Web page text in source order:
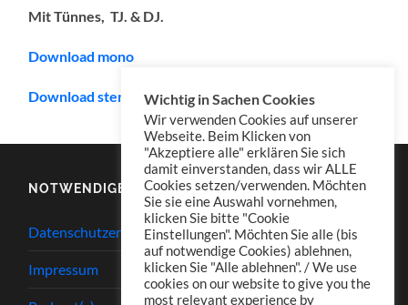
Mit Tünnes, TJ. & DJ.
Download mono
Download stereo (empfohlen/recommended)
NOTWENDIGES
Datenschutzerklärung
Impressum
Wichtig in Sachen Cookies
Wir verwenden Cookies auf unserer
Webseite. Beim Klicken von
"Akzeptiere alle" erklären Sie sich
damit einverstanden, dass wir ALLE
Cookies setzen/verwenden. Möchten
Sie sie eine Auswahl vornehmen,
klicken Sie bitte "Cookie
Einstellungen". Möchten Sie alle (bis
auf notwendige Cookies) ablehnen,
klicken Sie "Alle ablehnen". / We use
cookies on our website to give you the
most relevant experience by